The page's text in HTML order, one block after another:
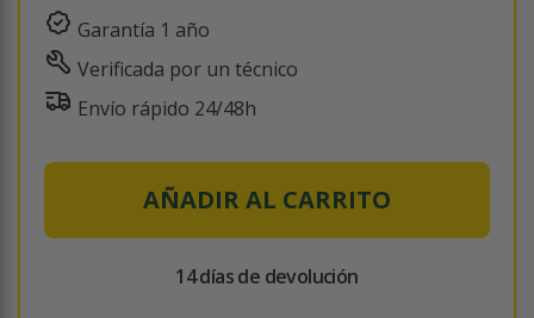
Garantía 1 año
Verificada por un técnico
Envío rápido 24/48h
AÑADIR AL CARRITO
14 días de devolución